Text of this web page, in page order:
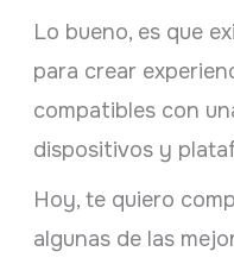
Lo bueno, es que
para crear
compatibles con
dispositivos y
Hoy, te quiero
algunas de las